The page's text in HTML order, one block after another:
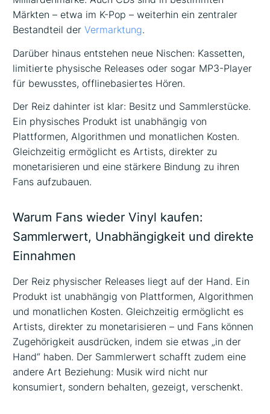
Märkten – etwa im K-Pop – weiterhin ein zentraler
Bestandteil der Vermarktung.
Darüber hinaus entstehen neue Nischen: Kassetten,
limitierte physische Releases oder sogar MP3-Player
für bewusstes, offlinebasiertes Hören.
Der Reiz dahinter ist klar: Besitz und Sammlerstücke.
Ein physisches Produkt ist unabhängig von
Plattformen, Algorithmen und monatlichen Kosten.
Gleichzeitig ermöglicht es Artists, direkter zu
monetarisieren und eine stärkere Bindung zu ihren
Fans aufzubauen.
Warum Fans wieder Vinyl kaufen:
Sammlerwert, Unabhängigkeit und direkte
Einnahmen
Der Reiz physischer Releases liegt auf der Hand. Ein
Produkt ist unabhängig von Plattformen, Algorithmen
und monatlichen Kosten. Gleichzeitig ermöglicht es
Artists, direkter zu monetarisieren – und Fans können
Zugehörigkeit ausdrücken, indem sie etwas „in der
Hand“ haben. Der Sammlerwert schafft zudem eine
andere Art Beziehung: Musik wird nicht nur
konsumiert, sondern behalten, gezeigt, verschenkt.